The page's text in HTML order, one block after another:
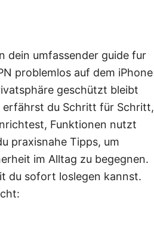
dein umfassender guide fur
problemlos auf dem iPhone
geschützt bleibt
erfährst du Schritt für Schritt,
Funktionen nutzt
praxisnahe Tipps, um
im Alltag zu begegnen.
du sofort loslegen kannst.